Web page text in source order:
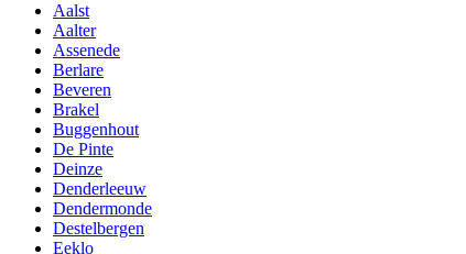
Aalst
Aalter
Assenede
Berlare
Beveren
Brakel
Buggenhout
De Pinte
Deinze
Denderleeuw
Dendermonde
Destelbergen
Eeklo